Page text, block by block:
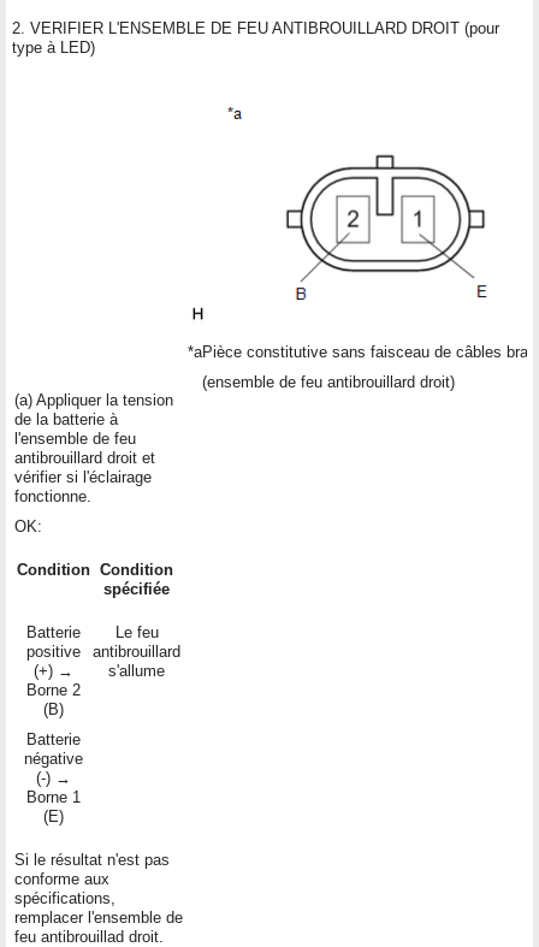
2. VERIFIER L'ENSEMBLE DE FEU ANTIBROUILLARD DROIT (pour
type à LED)
(a) Appliquer la tension
de la batterie à
l'ensemble de feu
antibrouillard droit et
vérifier si l'éclairage
fonctionne.
OK:
Condition Condition
spécifiée
Batterie
positive
(+) →
Borne 2
(B)
Batterie
négative
(-) →
Borne 1
(E)
Le feu
antibrouillard
s'allume
Si le résultat n'est pas
conforme aux
spécifications,
remplacer l'ensemble de
feu antibrouillad droit.
*aPièce constitutive sans faisceau de câbles
(ensemble de feu antibrouillard droit)